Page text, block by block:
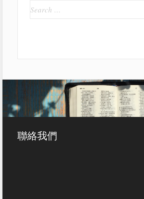
Search
聯絡我們